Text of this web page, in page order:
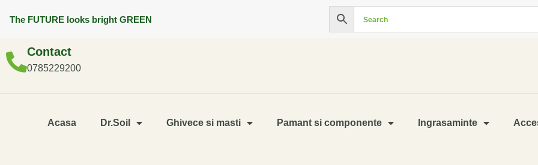
The FUTURE looks bright GREEN
Contact
0785229200
Acasa Dr.Soil Ghivece si masti Pamant si componente Ingrasaminte